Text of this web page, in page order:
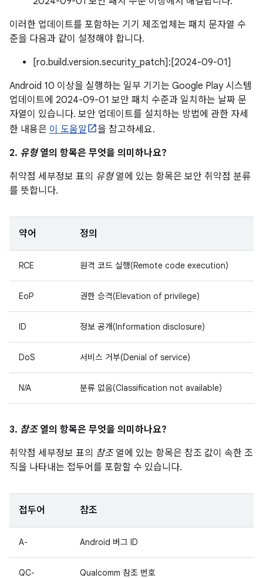
이러한 업데이트를 포함하는 기기 제조업체는 패치 문자열 수
준을 다음과 같이 설정해야 합니다.
[ro.build.version.security_patch]:[2024-09-01]
Android 10 이상을 실행하는 일부 기기는 Google Play 시스템
업데이트에 2024-09-01 보안 패치 수준과 일치하는 날짜 문
자열이 있습니다. 보안 업데이트를 설치하는 방법에 관한 자세
한 내용은 이 도움말
을 참고하세요.
2. 유형열의 항목은 무엇을 의미하나요?
취약점 세부정보 표의 유형열에 있는 항목은 보안 취약점 분류
를 뜻합니다.
약어 정의
RCE 원격 코드 실행(Remote code execution)
EoP 권한 승격(Elevation of privilege)
ID 정보 공개(Information disclosure)
DoS 서비스 거부(Denial of service)
N/A 분류 없음(Classification not available)
3. 참조열의 항목은 무엇을 의미하나요?
취약점 세부정보 표의 참조열에 있는 항목은 참조 값이 속한 조
직을 나타내는 접두어를 포함할 수 있습니다.
접두어 참조
A- Android 버그 ID
QC- Qualcomm 참조 번호